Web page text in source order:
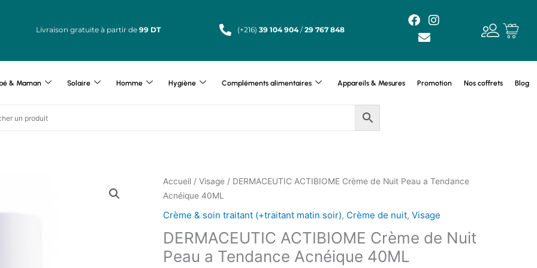
Livraison gratuite à partir de99 DT (+216) 39 104 904/29 767 848
F
a
c
o
o
I
g
r
E
n
v
o
p
& Maman Solaire Homme Hygiène Compléments alimentaires Appareils & Mesures Promotion Nos coffrets Blog
Accueil / Visage / DERMACEUTIC ACTIBIOME Crème de Nuit Peau a Tendance
Acnéique 40ML
Crème & soin traitant (+traitant matin soir), Crème de nuit, Visage
DERMACEUTIC ACTIBIOME Crème de Nuit
Peau a Tendance Acnéique 40ML